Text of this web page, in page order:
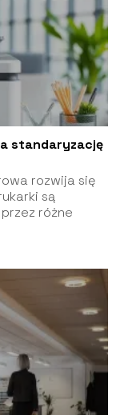
standaryzację
rozwija się
są
różne